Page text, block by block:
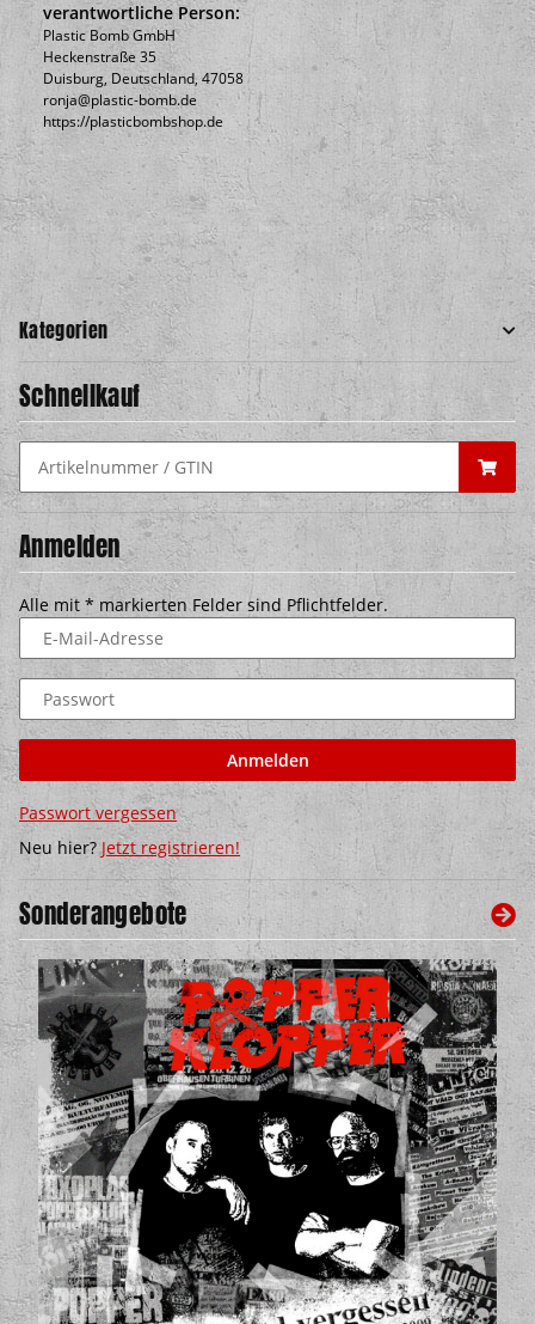
verantwortliche Person:
Plastic Bomb GmbH
Heckenstraße 35
Duisburg, Deutschland, 47058
ronja@plastic-bomb.de
https://plasticbombshop.de
Kategorien
Schnellkauf
Anmelden
Alle mit *markierten Felder sind Pflichtfelder.
E-Mail-Adresse
Passwort
Anmelden
Passwort vergessen
Neu hier?Jetzt registrieren!
Sonderangebote